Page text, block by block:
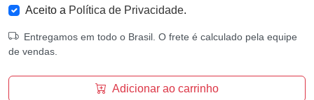
Aceito a Política de Privacidade.
Entregamos em todo o Brasil. O frete é calculado pela equipe
de vendas.
Adicionar ao carrinho